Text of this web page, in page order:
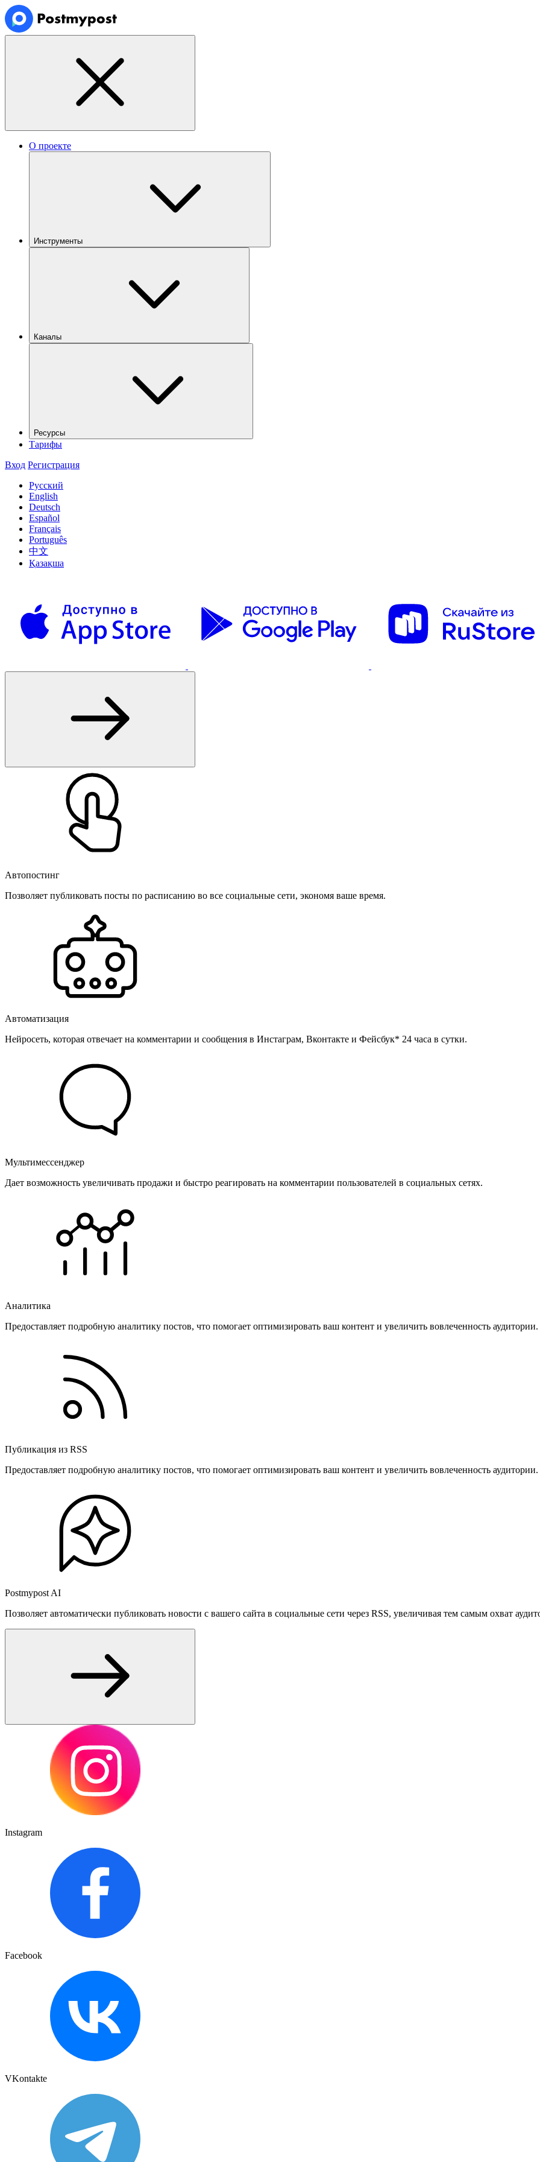
О проекте
Инструменты
Каналы
Ресурсы
Тарифы
Вход Регистрация
Русский
English
Deutsch
Español
Français
Português
中文
Қазақша
Автопостинг
Позволяет публиковать посты по расписанию во все социальные сети, экономя ваше время.
Автоматизация
Нейросеть, которая отвечает на комментарии и сообщения в Инстаграм, Вконтакте и Фейсбук* 24 часа в сутки.
Мультимессенджер
Дает возможность увеличивать продажи и быстро реагировать на комментарии пользователей в социальных сетях.
Аналитика
Предоставляет подробную аналитику постов, что помогает оптимизировать ваш контент и увеличить вовлеченность аудитории.
Публикация из RSS
Предоставляет подробную аналитику постов, что помогает оптимизировать ваш контент и увеличить вовлеченность аудитории.
Postmypost AI
Позволяет автоматически публиковать новости с вашего сайта в социальные сети через RSS, увеличивая тем самым охват
Instagram
Facebook
VKontakte